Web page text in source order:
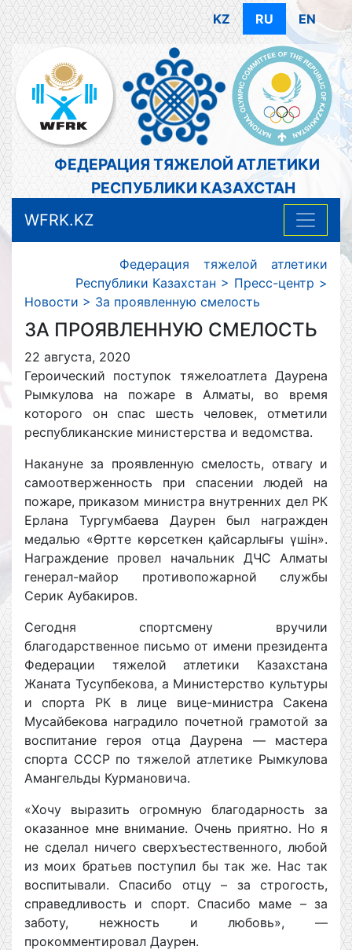
KZ RU EN
ФЕДЕРАЦИЯ ТЯЖЕЛОЙ АТЛЕТИКИ
РЕСПУБЛИКИ КАЗАХСТАН
WFRK.KZ
Федерация тяжелой атлетики
Республики Казахстан > Пресс-центр >
Новости > За проявленную смелость
ЗА ПРОЯВЛЕННУЮ СМЕЛОСТЬ
22 августа, 2020
Героический поступок тяжелоатлета Даурена
Рымкулова на пожаре в Алматы, во время
которого он спас шесть человек, отметили
республиканские министерства и ведомства.
Накануне за проявленную смелость, отвагу и
самоотверженность при спасении людей на
пожаре, приказом министра внутренних дел РК
Ерлана Тургумбаева Даурен был награжден
медалью «Өртте көрсеткен қайсарлығы үшін».
Награждение провел начальник ДЧС Алматы
генерал-майор противопожарной службы
Серик Аубакиров.
Сегодня спортсмену вручили
благодарственное письмо от имени президента
Федерации тяжелой атлетики Казахстана
Жаната Тусупбекова, а Министерство культуры
и спорта РК в лице вице-министра Сакена
Мусайбекова наградило почетной грамотой за
воспитание героя отца Даурена — мастера
спорта СССР по тяжелой атлетике Рымкулова
Амангельды Курмановича.
«Хочу выразить огромную благодарность за
оказанное мне внимание. Очень приятно. Но я
не сделал ничего сверхъестественного, любой
из моих братьев поступил бы так же. Нас так
воспитывали. Спасибо отцу – за строгость,
справедливость и спорт. Спасибо маме – за
заботу, нежность и любовь», —
прокомментировал Даурен.